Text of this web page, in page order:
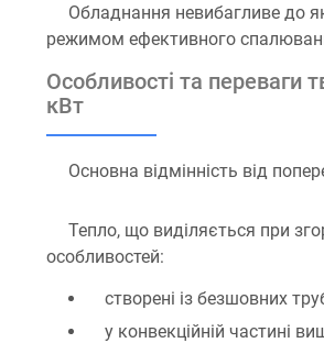
Обладнання невибагливе до
режимом ефективного
Особливості та переваги
кВт
Основна відмінність від
Тепло, що виділяється при
особливостей:
створені із безшовних
у конвекційній частині